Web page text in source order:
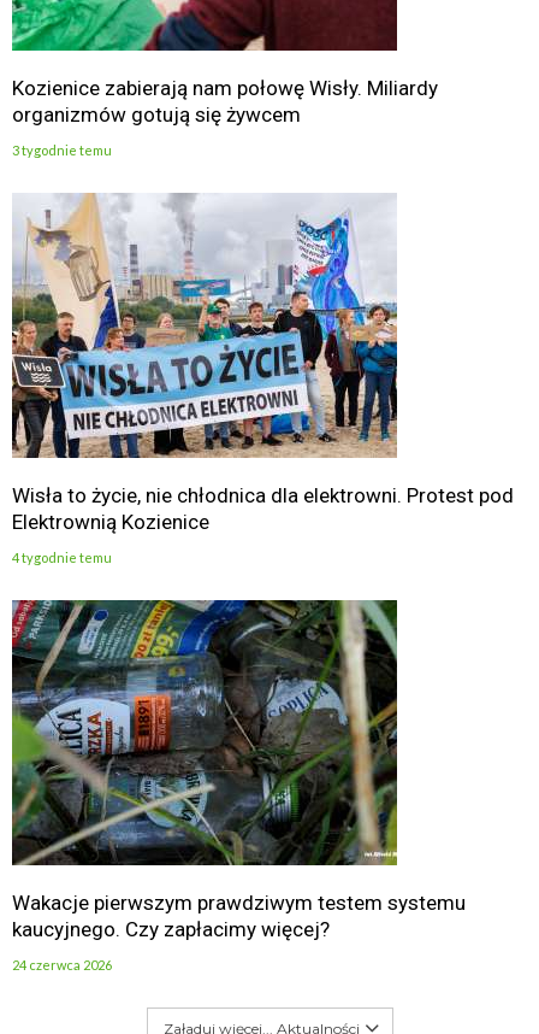
Kozienice zabierają nam połowę Wisły. Miliardy
organizmów gotują się żywcem
3 tygodnie temu
Wisła to życie, nie chłodnica dla elektrowni. Protest pod
Elektrownią Kozienice
4 tygodnie temu
Wakacje pierwszym prawdziwym testem systemu
kaucyjnego. Czy zapłacimy więcej?
24 czerwca 2026
Załaduj więcej... Aktualności